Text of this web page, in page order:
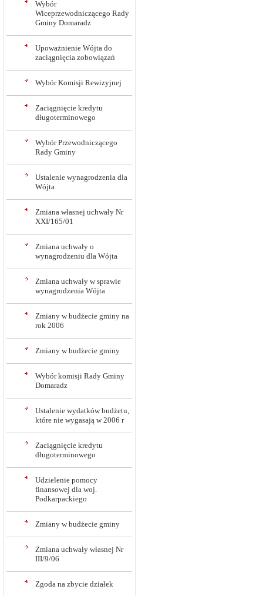
Wybór
Wiceprzewodniczącego Rady
Gminy Domaradz
Upoważnienie Wójta do
zaciągnięcia zobowiązań
Wybór Komisji Rewizyjnej
Zaciągnięcie kredytu
długoterminowego
Wybór Przewodniczącego
Rady Gminy
Ustalenie wynagrodzenia dla
Wójta
Zmiana własnej uchwały Nr
XXI/165/01
Zmiana uchwały o
wynagrodzeniu dla Wójta
Zmiana uchwały w sprawie
wynagrodzenia Wójta
Zmiany w budżecie gminy na
rok 2006
Zmiany w budżecie gminy
Wybór komisji Rady Gminy
Domaradz
Ustalenie wydatków budżetu,
które nie wygasają w 2006 r
Zaciągnięcie kredytu
długoterminowego
Udzielenie pomocy
finansowej dla woj.
Podkarpackiego
Zmiany w budżecie gminy
Zmiana uchwały własnej Nr
III/9/06
Zgoda na zbycie działek